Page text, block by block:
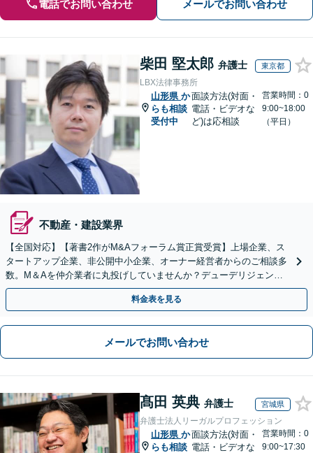
電話でお問い合わせ メールでお問い合わせ
柴田 堅太郎 弁護士 東京都
LBX法律事務所
山形県 か
らも相談
受付中
面談方法(対面・
電話・ビデオな
ど)は応相談
営業時間：0
9:00~18:00
（平日）
不動産・建設業界
【全国対応】【著書2作がM&Aフォーラム賞正賞受賞】上場企業、ス
タートアップ企業、非公開中小企業、オーナー経営者からのご相談多
数。M＆Aを仲介業者に丸投げしていませんか？デューデリジェンス
や契約書作成・交渉はお任せください【初回無料】
料金表を見る
メールでお問い合わせ
髙田 英典 弁護士 宮城県
弁護士法人リーガルプロフェッション
山形県 か
らも相談
面談方法(対面・
電話・ビデオな
営業時間：0
9:00~17:30